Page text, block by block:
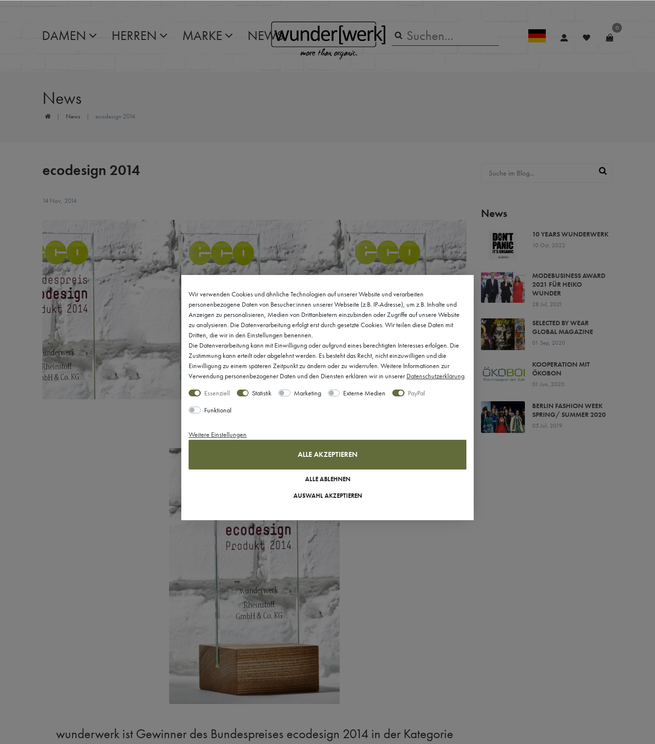
DAMEN HERREN MARKE NEWS 0
News
News ecodesign 2014
ecodesign 2014
14 Nov, 2014
wunderwerk ist Gewinner des Bundespreises ecodesign 2014 in der Kategorie
News
10 YEARS WUNDERWERK
10 Oct, 2022
MODEBUSINESS AWARD
2021 FÜR HEIKO
WUNDER
28 Jul, 2021
SELECTED BY WEAR
GLOBAL MAGAZINE
01 Sep, 2020
KOOPERATION MIT
ÖKOBON
01 Jun, 2020
BERLIN FASHION WEEK
SPRING/ SUMMER 2020
05 Jul, 2019
Wir verwenden Cookies und ähnliche Technologien auf unserer Website und verarbeiten
personenbezogene Daten von Besucher:innen unserer Webseite (z.B. IP-Adresse), um z.B. Inhalte und
Anzeigen zu personalisieren, Medien von Drittanbietern einzubinden oder Zugriffe auf unsere Website
zu analysieren. Die Datenverarbeitung erfolgt erst durch gesetzte Cookies. Wir teilen diese Daten mit
Dritten, die wir in den Einstellungen benennen.
Die Datenverarbeitung kann mit Einwilligung oder aufgrund eines berechtigten Interesses erfolgen. Die
Zustimmung kann erteilt oder abgelehnt werden. Es besteht das Recht, nicht einzuwilligen und die
Einwilligung zu einem späteren Zeitpunkt zu ändern oder zu widerrufen. Weitere Informationen zur
Verwendung personenbezogener Daten und den Diensten erklären wir in unserer Daten­schutz­erklärung.
Essenziell
Statistik Marketing Externe Medien
PayPal
Funktional
Weitere Einstellungen
ALLE AKZEPTIEREN
ALLE ABLEHNEN
AUSWAHL AKZEPTIEREN